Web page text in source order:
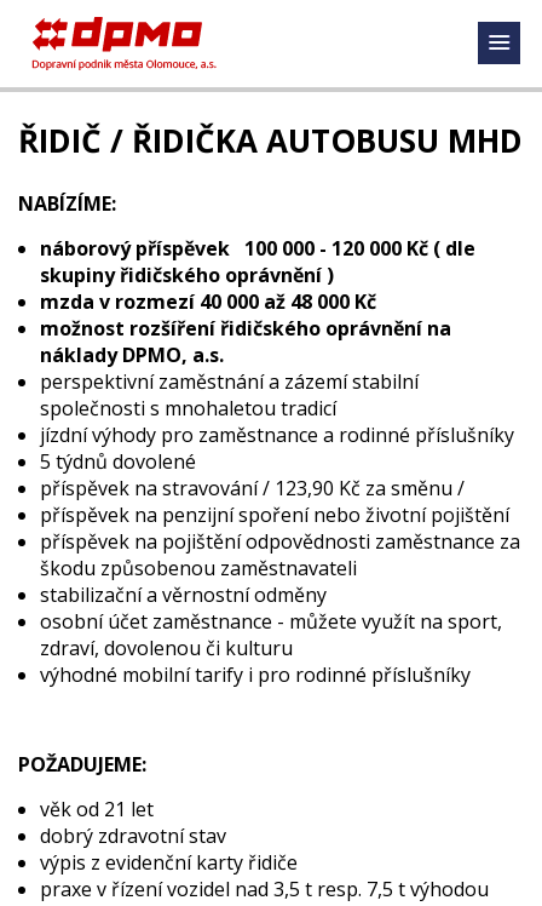
ŘIDIČ / ŘIDIČKA AUTOBUSU MHD
NABÍZÍME:
náborový příspěvek 100 000 - 120 000 Kč ( dle
skupiny řidičského oprávnění )
mzda v rozmezí 40 000 až 48 000 Kč
možnost rozšíření řidičského oprávnění na
náklady DPMO, a.s.
perspektivní zaměstnání a zázemí stabilní
společnosti s mnohaletou tradicí
jízdní výhody pro zaměstnance a rodinné příslušníky
5 týdnů dovolené
příspěvek na stravování / 123,90 Kč za směnu /
příspěvek na penzijní spoření nebo životní pojištění
příspěvek na pojištění odpovědnosti zaměstnance za
škodu způsobenou zaměstnavateli
stabilizační a věrnostní odměny
osobní účet zaměstnance - můžete využít na sport,
zdraví, dovolenou či kulturu
výhodné mobilní tarify i pro rodinné příslušníky
POŽADUJEME:
věk od 21 let
dobrý zdravotní stav
výpis z evidenční karty řidiče
praxe v řízení vozidel nad 3,5 t resp. 7,5 t výhodou